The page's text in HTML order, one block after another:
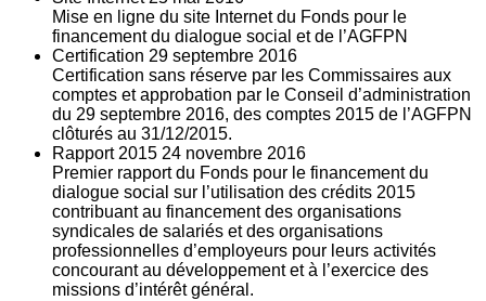
Mise en ligne du site Internet du Fonds pour le
financement du dialogue social et de l’AGFPN
Certification 29 septembre 2016
Certification sans réserve par les Commissaires aux
comptes et approbation par le Conseil d’administration
du 29 septembre 2016, des comptes 2015 de l’AGFPN
clôturés au 31/12/2015.
Rapport 2015 24 novembre 2016
Premier rapport du Fonds pour le financement du
dialogue social sur l’utilisation des crédits 2015
contribuant au financement des organisations
syndicales de salariés et des organisations
professionnelles d’employeurs pour leurs activités
concourant au développement et à l’exercice des
missions d’intérêt général.